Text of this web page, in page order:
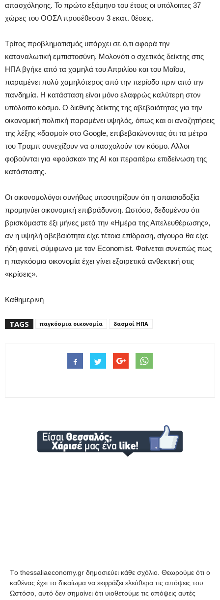
απασχόλησης. Το πρώτο εξάμηνο του έτους οι υπόλοιπες 37
χώρες του ΟΟΣΑ προσέθεσαν 3 εκατ. θέσεις.
Τρίτος προβληματισμός υπάρχει σε ό,τι αφορά την
καταναλωτική εμπιστοσύνη. Μολονότι ο σχετικός δείκτης στις
ΗΠΑ βγήκε από τα χαμηλά του Απριλίου και του Μαΐου,
παραμένει πολύ χαμηλότερος από την περίοδο πριν από την
πανδημία. Η κατάσταση είναι μόνο ελαφρώς καλύτερη στον
υπόλοιπο κόσμο. Ο διεθνής δείκτης της αβεβαιότητας για την
οικονομική πολιτική παραμένει υψηλός, όπως και οι αναζητήσεις
της λέξης «δασμοί» στο Google, επιβεβαιώνοντας ότι τα μέτρα
του Τραμπ συνεχίζουν να απασχολούν τον κόσμο. Αλλοι
φοβούνται για «φούσκα» της ΑΙ και περαιτέρω επιδείνωση της
κατάστασης.
Οι οικονομολόγοι συνήθως υποστηρίζουν ότι η απαισιοδοξία
προμηνύει οικονομική επιβράδυνση. Ωστόσο, δεδομένου ότι
βρισκόμαστε έξι μήνες μετά την «Ημέρα της Απελευθέρωσης»,
αν η υψηλή αβεβαιότητα είχε τέτοια επίδραση, σίγουρα θα είχε
ήδη φανεί, σύμφωνα με τον Economist. Φαίνεται συνεπώς πως
η παγκόσμια οικονομία έχει γίνει εξαιρετικά ανθεκτική στις
«κρίσεις».
Καθημερινή
TAGS παγκόσμια οικονομία δασμοί ΗΠΑ
Tο thessaliaeconomy.gr δημοσιεύει κάθε σχόλιο. Θεωρούμε ότι ο
καθένας έχει το δικαίωμα να εκφράζει ελεύθερα τις απόψεις του.
Ωστόσο, αυτό δεν σημαίνει ότι υιοθετούμε τις απόψεις αυτές